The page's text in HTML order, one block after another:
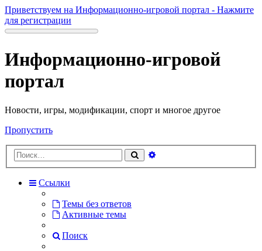
Приветствуем на Информационно-игровой портал - Нажмите
для регистрации
Информационно-игровой
портал
Новости, игры, модификации, спорт и многое другое
Пропустить
Поиск
Ссылки
Темы без ответов
Активные темы
Поиск